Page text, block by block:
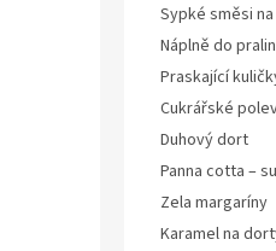
Sypké směsi
Náplně do
Praskající
Cukrářské
Duhový dort
Panna cotta –
Zela margaríny
Karamel na